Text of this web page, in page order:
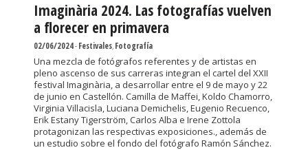
Imaginària 2024. Las fotografías vuelven
a florecer en primavera
02/06/2024-Festivales,Fotografía
Una mezcla de fotógrafos referentes y de artistas en
pleno ascenso de sus carreras integran el cartel del XXII
festival Imaginària, a desarrollar entre el 9 de mayo y 22
de junio en Castellón. Camilla de Maffei, Koldo Chamorro,
Virginia Villacisla, Luciana Demichelis, Eugenio Recuenco,
Erik Estany Tigerström, Carlos Alba e Irene Zottola
protagonizan las respectivas exposiciones., además de
un estudio sobre el fondo del fotógrafo Ramón Sánchez.